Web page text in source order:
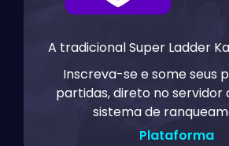
A tradicional Super Ladder
Inscreva-se e some seus
partidas, direto no servidor
sistema de
Plataforma